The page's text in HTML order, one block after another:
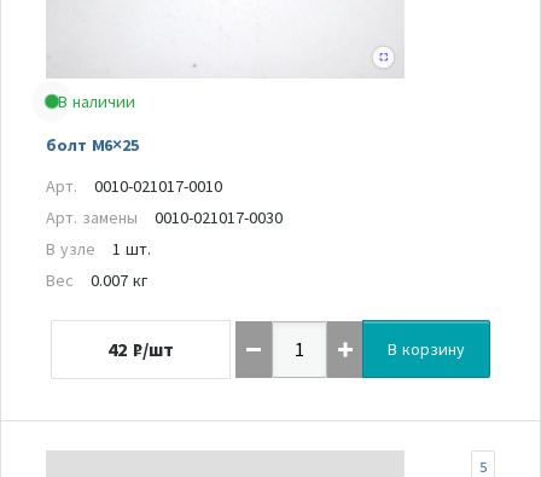
В наличии
болт M6×25
Арт.
0010-021017-0010
Арт. замены
0010-021017-0030
В узле
1 шт.
Вес
0.007 кг
42 ₽/шт В корзину
5